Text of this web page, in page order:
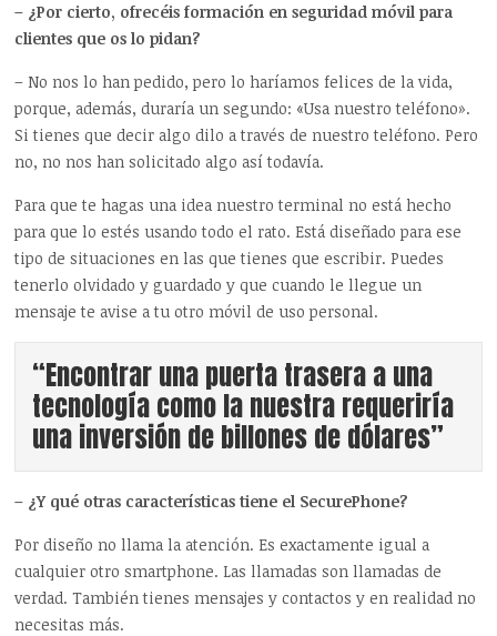
– ¿Por cierto, ofrecéis formación en seguridad móvil para
clientes que os lo pidan?
– No nos lo han pedido, pero lo haríamos felices de la vida,
porque, además, duraría un segundo: «Usa nuestro teléfono».
Si tienes que decir algo dilo a través de nuestro teléfono. Pero
no, no nos han solicitado algo así todavía.
Para que te hagas una idea nuestro terminal no está hecho
para que lo estés usando todo el rato. Está diseñado para ese
tipo de situaciones en las que tienes que escribir. Puedes
tenerlo olvidado y guardado y que cuando le llegue un
mensaje te avise a tu otro móvil de uso personal.
“Encontrar una puerta trasera a una
tecnología como la nuestra requeriría
una inversión de billones de dólares”
– ¿Y qué otras características tiene el SecurePhone?
Por diseño no llama la atención. Es exactamente igual a
cualquier otro smartphone. Las llamadas son llamadas de
verdad. También tienes mensajes y contactos y en realidad no
necesitas más.